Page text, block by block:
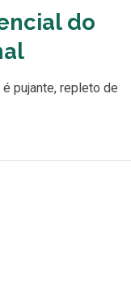
do
pujante, repleto de